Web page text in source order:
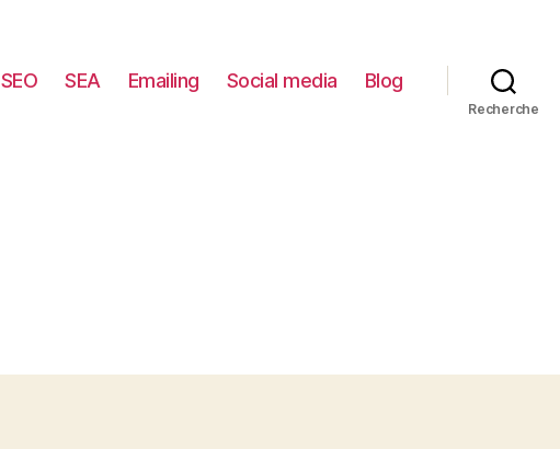
SEO SEA Emailing Social media Blog
Recherche